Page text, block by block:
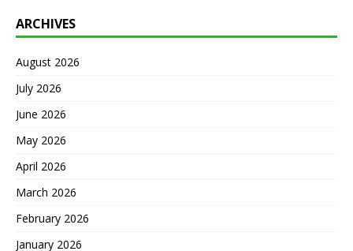
ARCHIVES
August 2026
July 2026
June 2026
May 2026
April 2026
March 2026
February 2026
January 2026